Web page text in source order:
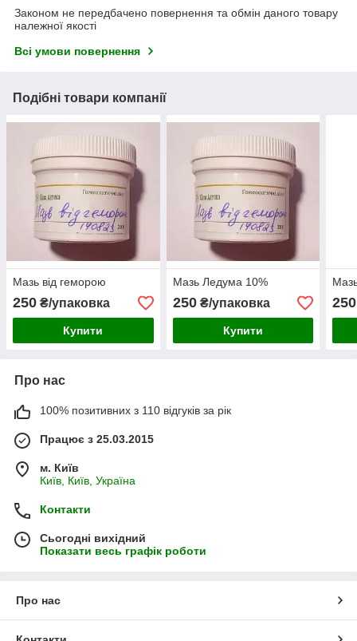
Законом не передбачено повернення та обмін даного товару
належної якості
Всі умови повернення
Подібні товари компанії
Мазь від геморою
250 ₴/упаковка
Купити
Мазь Ледума 10%
250₴/упаковка
Купити
250
Про нас
100% позитивних з 110 відгуків за рік
Працює з 25.03.2015
м. Київ
Київ, Київ, Україна
Контакти
Сьогодні вихідний
Показати весь графік роботи
Про нас